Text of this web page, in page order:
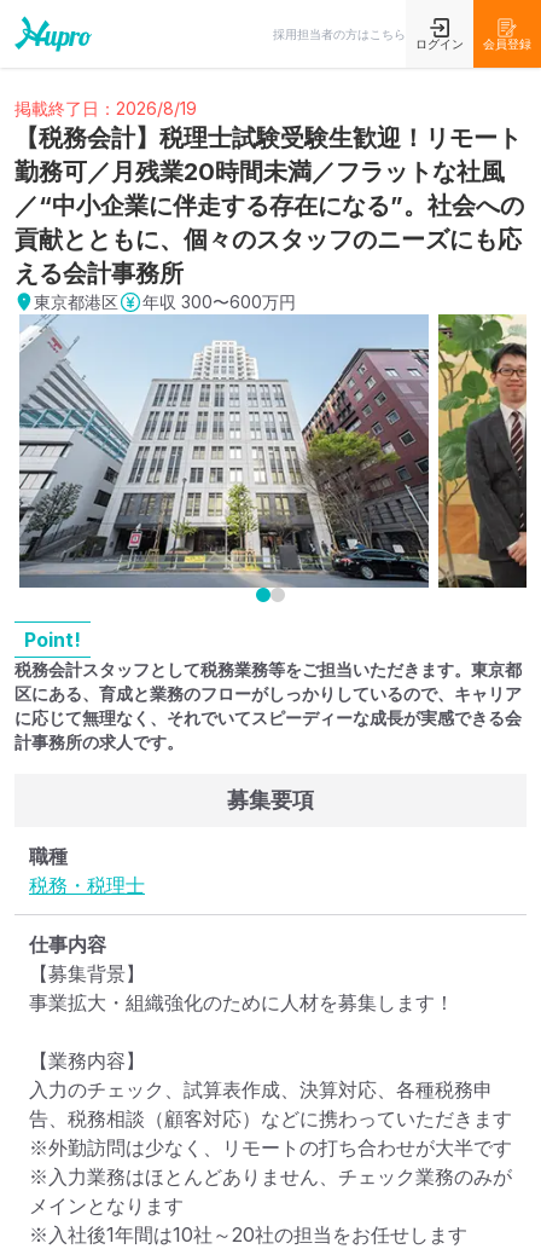
採用担当者の方はこちら
ログイン 会員登録
掲載終了日：2026/8/19
【税務会計】税理士試験受験生歓迎！リモート
勤務可／月残業20時間未満／フラットな社風
／“中小企業に伴走する存在になる”。社会への
貢献とともに、個々のスタッフのニーズにも応
える会計事務所
東京都港区 年収 300〜600万円
Point!
税務会計スタッフとして税務業務等をご担当いただきます。東京都
区にある、育成と業務のフローがしっかりしているので、キャリア
に応じて無理なく、それでいてスピーディーな成長が実感できる会
計事務所の求人です。
募集要項
職種
税務・税理士
仕事内容
【募集背景】
事業拡大・組織強化のために人材を募集します！
【業務内容】
入力のチェック、試算表作成、決算対応、各種税務申
告、税務相談（顧客対応）などに携わっていただきます
※外勤訪問は少なく、リモートの打ち合わせが大半です
※入力業務はほとんどありません、チェック業務のみが
メインとなります
※入社後1年間は10社～20社の担当をお任せします